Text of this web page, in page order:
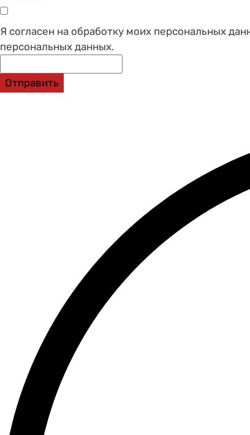
Я согласен на обработку моих персональных
персональных данных.
Отправить